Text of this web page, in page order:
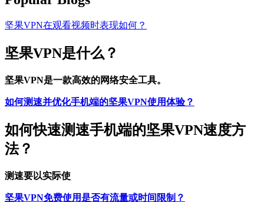
坚果VPN在观看视频时表现如何？
坚果VPN是什么？
坚果VPN是一款高效的网络安全工具。
如何测速并优化手机端的坚果VPN使用体验？
如何快速测速手机端的坚果VPN速度方
法？
测速要以实际使
坚果VPN免费使用是否有流量或时间限制？